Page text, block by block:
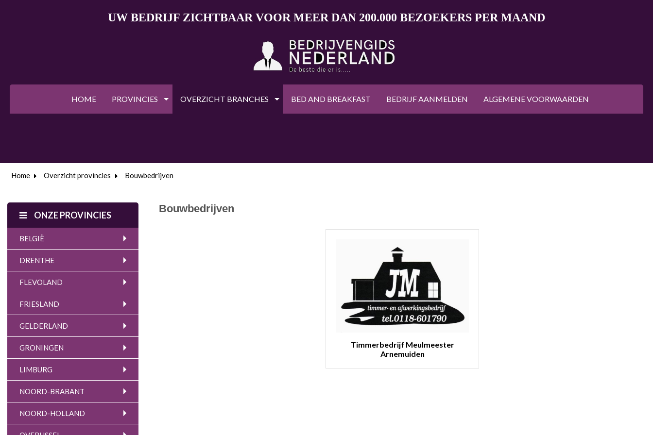
UW BEDRIJF ZICHTBAAR VOOR MEER DAN 200.000 BEZOEKERS PER MAAND
HOME PROVINCIES OVERZICHT BRANCHES BED AND BREAKFAST BEDRIJF AANMELDEN ALGEMENE VOORWAARDEN
Home Overzicht provincies Bouwbedrijven
ONZE PROVINCIES
BELGIË
DRENTHE
FLEVOLAND
FRIESLAND
GELDERLAND
GRONINGEN
LIMBURG
NOORD-BRABANT
NOORD-HOLLAND
Bouwbedrijven
Timmerbedrijf Meulmeester
Arnemuiden